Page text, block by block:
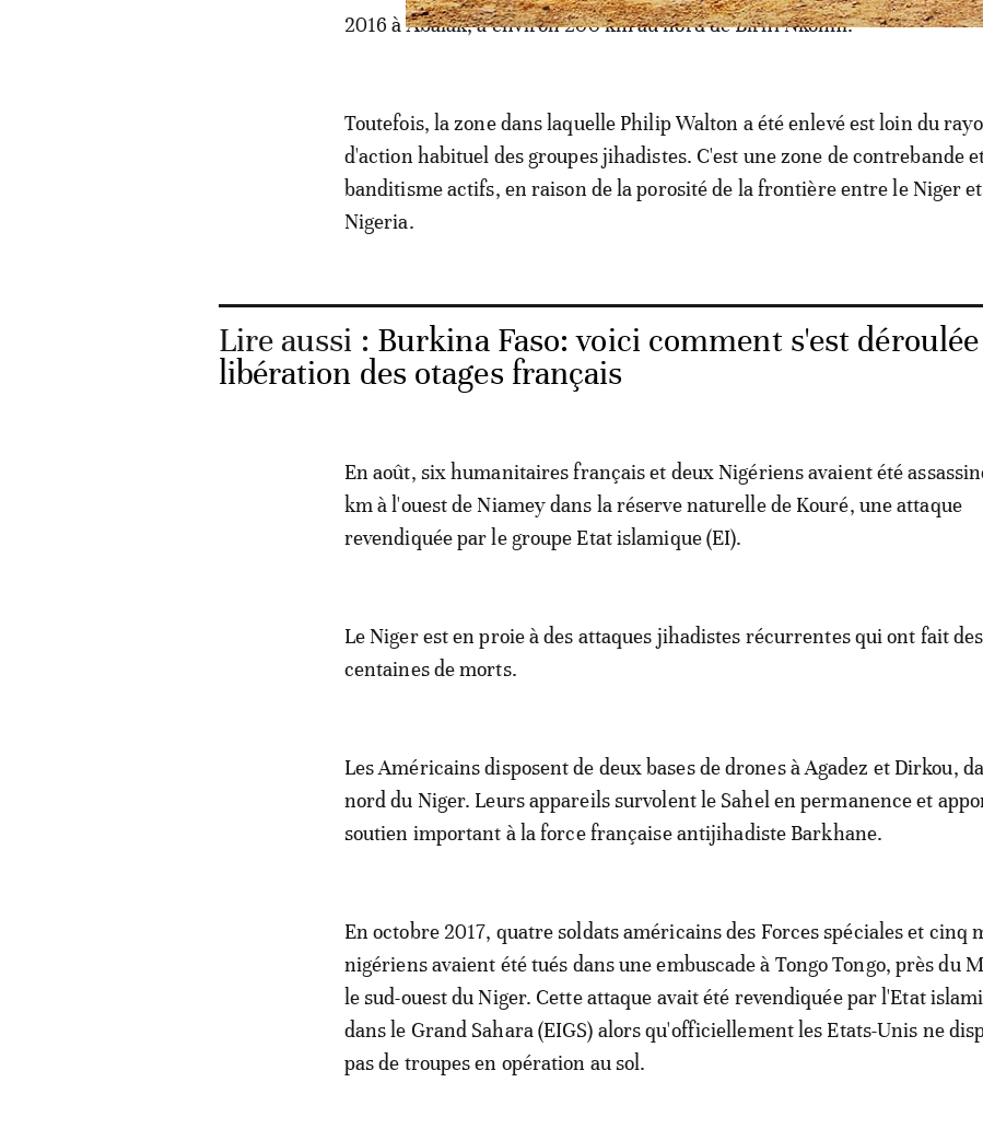
2016 à Abalak, à environ 200 km au nord de Birni Nkonni.
Toutefois, la zone dans laquelle Philip Walton a été enlevé est loin du
d'action habituel des groupes jihadistes. C'est une zone de contrebande
banditisme actifs, en raison de la porosité de la frontière entre le Niger
Nigeria.
Lire aussi : Burkina Faso: voici comment s'est
libération des otages français
En août, six humanitaires français et deux Nigériens avaient été
km à l'ouest de Niamey dans la réserve naturelle de Kouré, une attaque
revendiquée par le groupe Etat islamique (EI).
Le Niger est en proie à des attaques jihadistes récurrentes qui ont fait des
centaines de morts.
Les Américains disposent de deux bases de drones à Agadez et Dirkou,
nord du Niger. Leurs appareils survolent le Sahel en permanence et
soutien important à la force française antijihadiste Barkhane.
En octobre 2017, quatre soldats américains des Forces spéciales et cinq
nigériens avaient été tués dans une embuscade à Tongo Tongo, près du
le sud-ouest du Niger. Cette attaque avait été revendiquée par l'Etat
dans le Grand Sahara (EIGS) alors qu'officiellement les Etats-Unis ne
pas de troupes en opération au sol.